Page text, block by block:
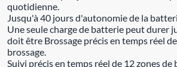
quotidienne.
Jusqu'à 40 jours d'autonomie de la
Une seule charge de batterie peut durer
doit être Brossage précis en temps réel
brossage.
Suivi précis en temps réel de 12 zones de